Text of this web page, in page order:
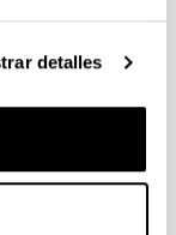
detalles
el ingreso